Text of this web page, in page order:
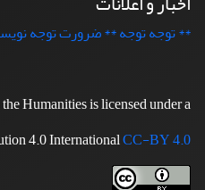
** توجه توجه ** ضرورت توجه
Humanities is licensed under a
4.0 InternationalCC-BY 4.0